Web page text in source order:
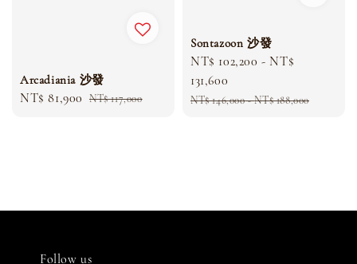
Arcadiania 沙發
Sale
NT$ 81,900 Regular
NT$ 117,000
Sontazoon 沙發
Sale
price
NT$ 102,200 - NT$
131,600
Regular
NT$ 146,000-NT$ 188,000
Follow us